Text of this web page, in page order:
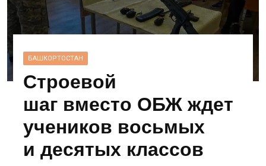
БАШКОРТОСТАН
Строевой
шаг вместо ОБЖ ждет
учеников восьмых
и десятых классов